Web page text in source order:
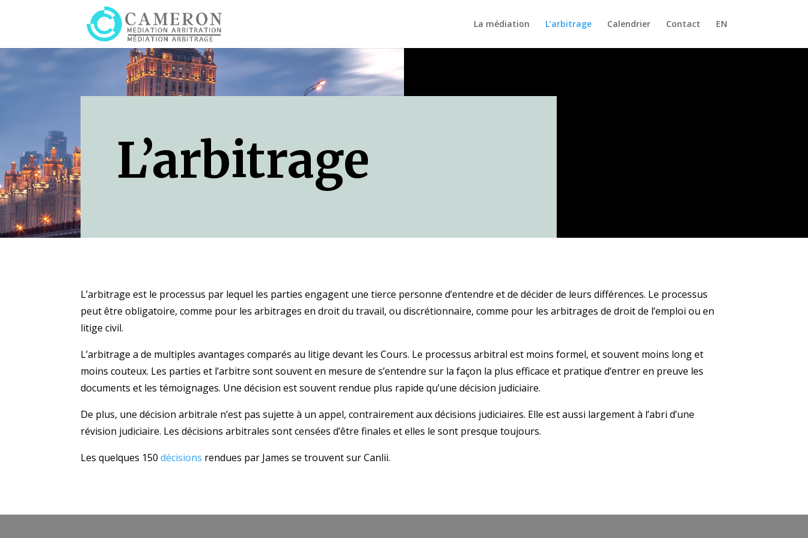
La médiation L’arbitrage Calendrier Contact EN
L’arbitrage
L’arbitrage est le processus par lequel les parties engagent une tierce personne d’entendre et de décider de leurs différences. Le processus
peut être obligatoire, comme pour les arbitrages en droit du travail, ou discrétionnaire, comme pour les arbitrages de droit de l’emploi ou en
litige civil.
L’arbitrage a de multiples avantages comparés au litige devant les Cours. Le processus arbitral est moins formel, et souvent moins long et
moins couteux. Les parties et l’arbitre sont souvent en mesure de s’entendre sur la façon la plus efficace et pratique d’entrer en preuve les
documents et les témoignages. Une décision est souvent rendue plus rapide qu’une décision judiciaire.
De plus, une décision arbitrale n’est pas sujette à un appel, contrairement aux décisions judiciaires. Elle est aussi largement à l’abri d’une
révision judiciaire. Les décisions arbitrales sont censées d’être finales et elles le sont presque toujours.
Les quelques 150décisions rendues par James se trouvent sur Canlii.